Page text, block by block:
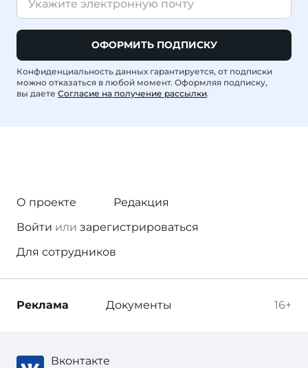
ОФОРМИТЬ ПОДПИСКУ
Конфиденциальность данных гарантируется, от подписки
можно отказаться в любой момент. Оформляя подписку,
вы даете Согласие на получение рассылки.
О проекте
Редакция
Войти или зарегистрироваться
Для сотрудников
16+
Реклама Документы
Вконтакте